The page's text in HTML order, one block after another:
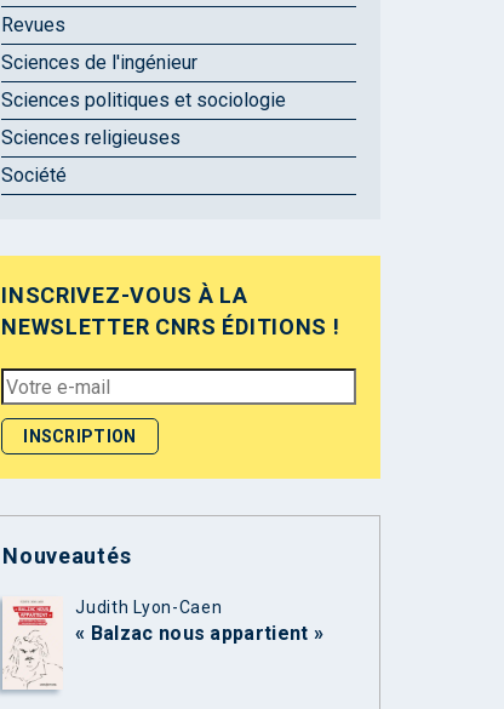
Revues
Sciences de l'ingénieur
Sciences politiques et sociologie
Sciences religieuses
Société
INSCRIVEZ-VOUS À LA
NEWSLETTER CNRS ÉDITIONS !
Nouveautés
Judith Lyon-Caen
« Balzac nous appartient »